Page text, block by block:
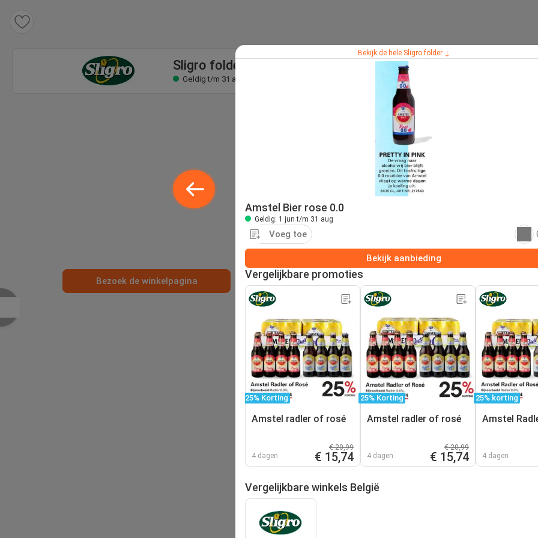
Sligro folder
Geldig t/m 31 aug
Bezoek de winkelpagina
Bekijk de hele Sligro folder ↓
Amstel Bier rose 0.0
Geldig: 1 jun t/m 31 aug
Voeg toe
Bekijk aanbieding
Vergelijkbare promoties
25% Korting
Amstel radler of rosé
4 dagen
€ 20,99
€ 15,74
25% Korting
Amstel radler of rosé
4 dagen
€ 20,99
€ 15,74
25% korting
Amstel
4 dagen
Vergelijkbare winkels België